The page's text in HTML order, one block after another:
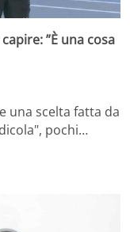
”È una cosa
una scelta fatta da
pochi…